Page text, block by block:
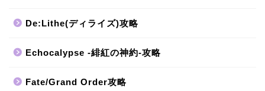
De:Lithe(ディライズ)攻略
Echocalypse -緋紅の神約-攻略
Fate/Grand Order攻略